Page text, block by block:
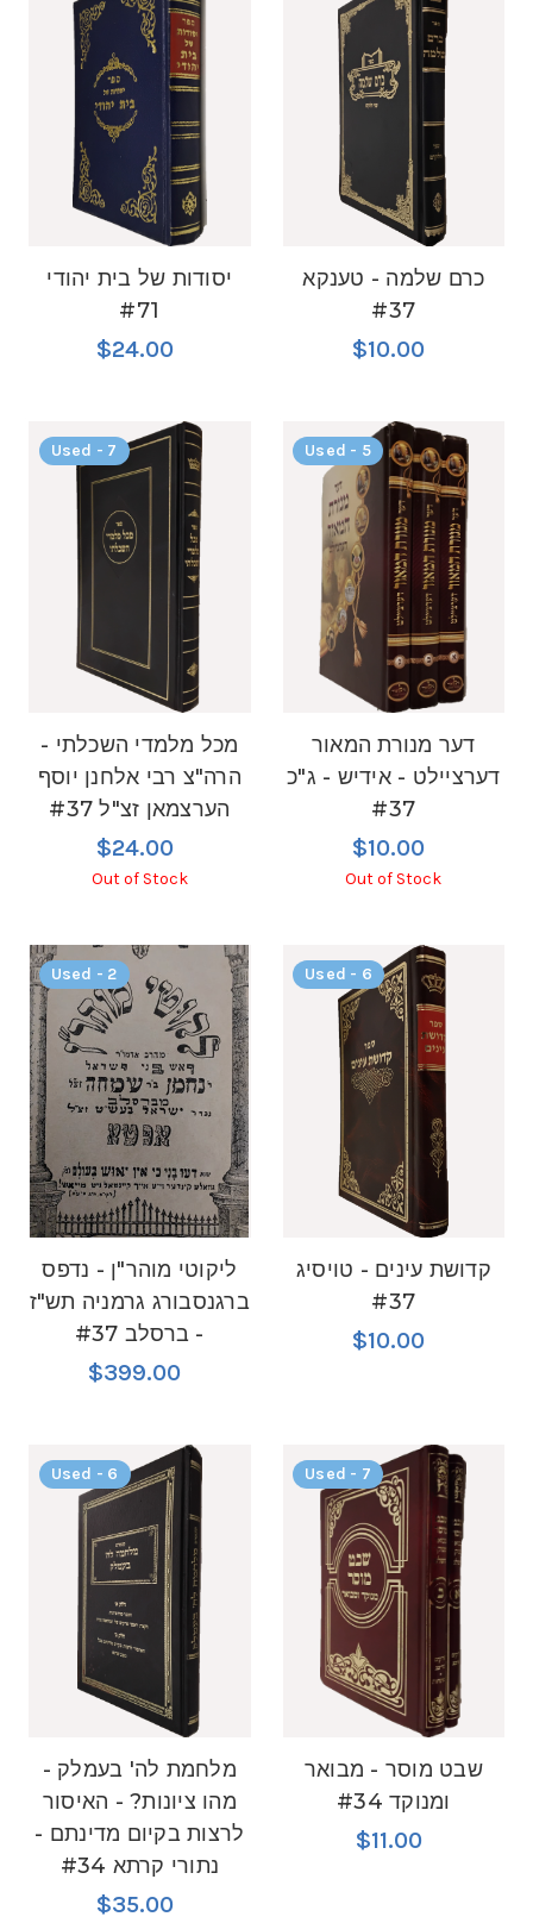
יסודות של בית יהודי
#71
$24.00
כרם שלמה - טענקא
#37
$10.00
Used - 7
מכל מלמדי השכלתי -
הרה"צ רבי אלחנן יוסף
הערצמאן זצ"ל #37
$24.00
Out of Stock
Used - 5
דער מנורת המאור
דערציילט - אידיש - ג"כ
#37
$10.00
Out of Stock
Used - 2
ליקוטי מוהר"ן - נדפס
ברגנסבורג גרמניה תש"ז
- ברסלב #37
$399.00
Used - 6
קדושת עינים - טויסיג
#37
$10.00
Used - 6
מלחמת לה' בעמלק -
מהו ציונות? - האיסור
לרצות בקיום מדינתם -
נתורי קרתא #34
$35.00
Used - 7
שבט מוסר - מבואר
ומנוקד #34
$11.00